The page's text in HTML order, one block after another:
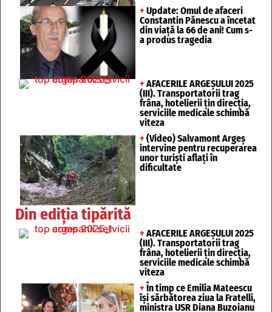
+ Update: Omul de afaceri
Constantin Pănescu a încetat
din viață la 66 de ani! Cum s-
a produs tragedia
+ AFACERILE ARGEȘULUI 2025
(III). Transportatorii trag
frâna, hotelierii țin direcția,
serviciile medicale schimbă
viteza
+ (Video) Salvamont Argeș
intervine pentru recuperarea
unor turişti aflaţi în
dificultate
Din ediția tipărită
+ AFACERILE ARGEȘULUI 2025
(III). Transportatorii trag
frâna, hotelierii țin direcția,
serviciile medicale schimbă
viteza
+ În timp ce Emilia Mateescu
își sărbătorea ziua la Fratelli,
ministra USR Diana Buzoianu